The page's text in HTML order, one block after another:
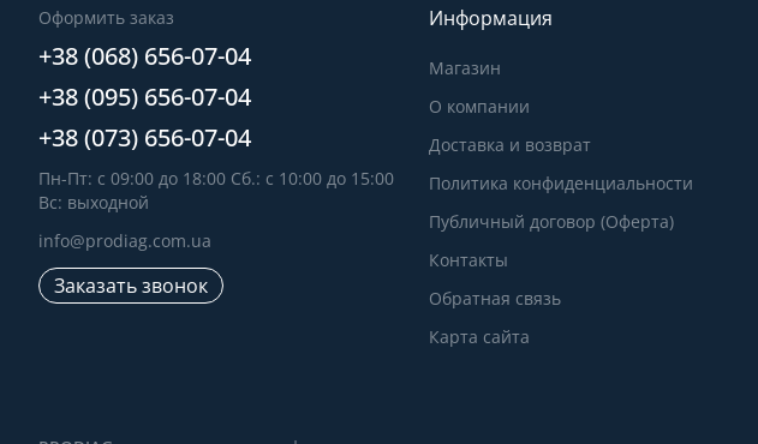
Оформить заказ
+38 (068) 656-07-04
+38 (095) 656-07-04
+38 (073) 656-07-04
Пн-Пт: с 09:00 до 18:00 Сб.: с 10:00 до 15:00
Вс: выходной
info@prodiag.com.ua
Заказать звонок
Информация
Магазин
О компании
Доставка и возврат
Политика конфиденциальности
Публичный договор (Оферта)
Контакты
Обратная связь
Карта сайта